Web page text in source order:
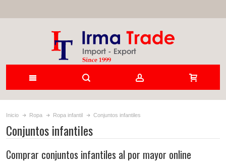
Inicio Ropa Ropa infantil Conjuntos infantiles
Conjuntos infantiles
Comprar conjuntos infantiles al por mayor online